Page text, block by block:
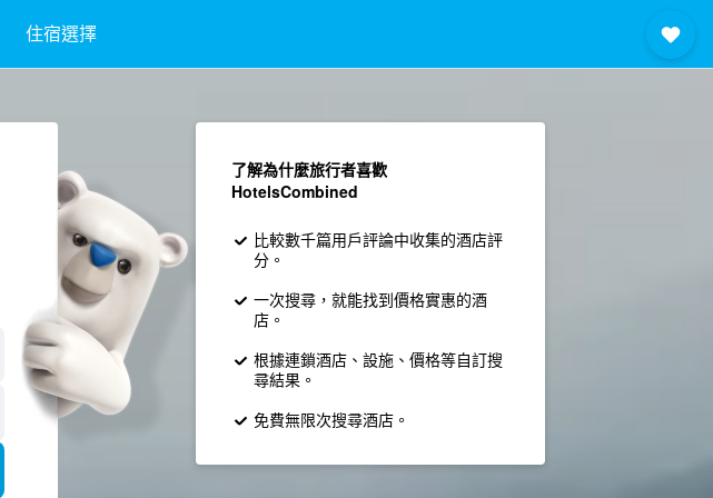
住宿選擇
了解為什麼旅行者喜歡
HotelsCombined
比較數千篇用戶評論中收集的酒店評
分。
一次搜尋，就能找到價格實惠的酒
店。
根據連鎖酒店、設施、價格等自訂搜
尋結果。
免費無限次搜尋酒店。